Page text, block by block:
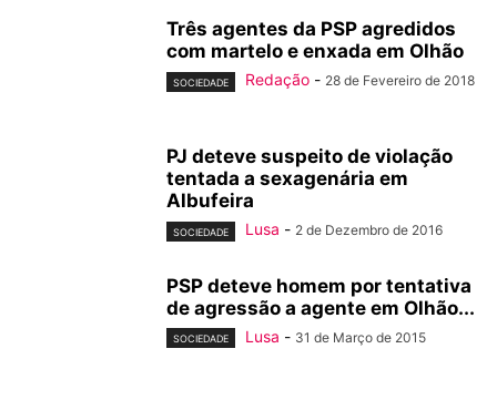
Três agentes da PSP agredidos
com martelo e enxada em Olhão
SOCIEDADE Redação - 28 de Fevereiro de 2018
PJ deteve suspeito de violação
tentada a sexagenária em
Albufeira
SOCIEDADE Lusa - 2 de Dezembro de 2016
PSP deteve homem por tentativa
de agressão a agente em Olhão...
SOCIEDADE Lusa - 31 de Março de 2015